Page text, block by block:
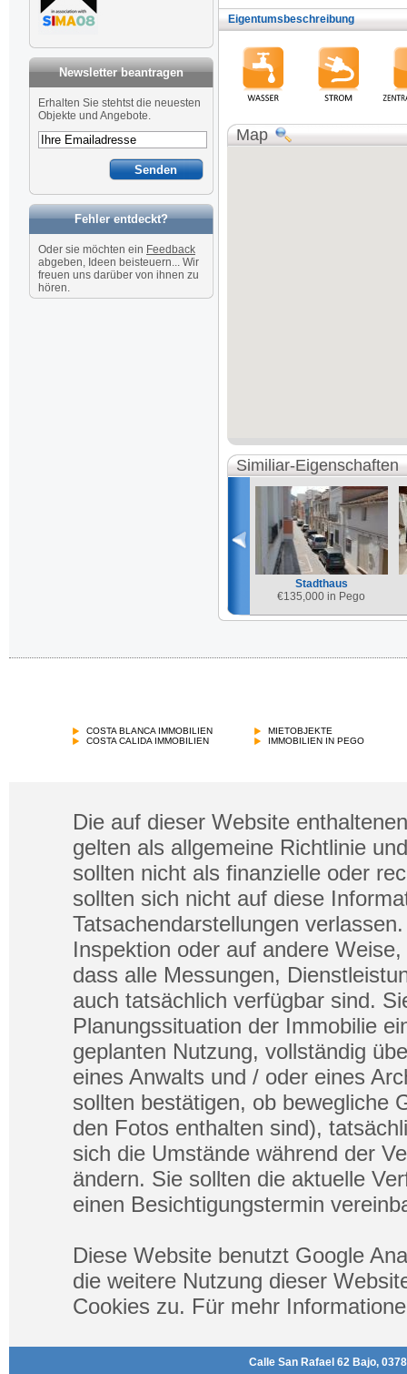
Newsletter beantragen
Newsletter
Erhalten Sie stehtst die neuesten
Objekte und Angebote.
Fehler entdeckt?
Oder sie möchten ein Feedback
abgeben, Ideen beisteuern... Wir
freuen uns darüber von ihnen zu
hören.
Eigentumsbeschreibung
Map
Similiar-Eigenschaften
Stadthaus
€135,000 in Pego
COSTA BLANCA IMMOBILIEN
COSTA CALIDA IMMOBILIEN
MIETOBJEKTE
IMMOBILIEN IN PEGO
Die auf dieser Website
gelten als allgemeine Richtlinie
sollten nicht als finanzielle oder
sollten sich nicht auf diese
Tatsachendarstellungen
Inspektion oder auf andere
dass alle Messungen,
auch tatsächlich verfügbar sind.
Planungssituation der Immobilie
geplanten Nutzung, vollständig
eines Anwalts und / oder eines
sollten bestätigen, ob bewegliche
den Fotos enthalten sind),
sich die Umstände während der
ändern. Sie sollten die aktuelle
einen Besichtigungstermin
Diese Website benutzt Google
die weitere Nutzung dieser
Cookies zu. Für mehr
Calle San Rafael 62 Bajo,